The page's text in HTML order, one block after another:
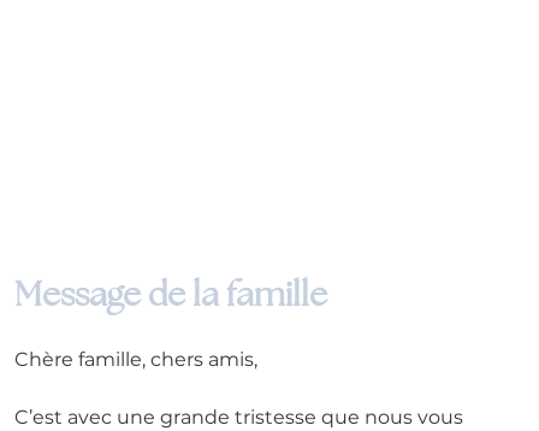
Message de la famille
Chère famille, chers amis,
C’est avec une grande tristesse que nous vous